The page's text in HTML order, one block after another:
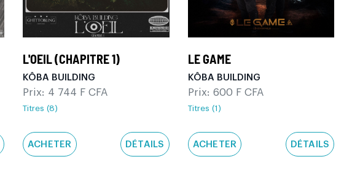
L'OEIL (CHAPITRE 1)
KÔBA BUILDING
Prix: 4 744 F CFA
Titres (8)
ACHETER DÉTAILS
LE GAME
KÔBA BUILDING
Prix: 600 F CFA
Titres (1)
ACHETER DÉTAILS